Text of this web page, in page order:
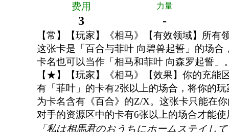
费用
力量
3 -
【常】【玩家】《相马》【有效领域】所有
这张卡是「百合与菲叶 向碧兽起誓」的场合
卡名也可以当作「相马和菲叶 向森罗起誓」
【★】【玩家】《相马》【效果】你的充能
有「菲叶」的卡有2张以上的场合，将你的
为卡名含有《百合》的Z/X。这张卡只能在
对手的资源区中的卡有6张以上的场合才能使
「私は相馬君のおうちにホームステイ